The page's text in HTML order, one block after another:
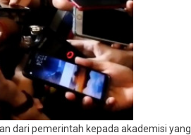
dari pemerintah kepada akademisi yang